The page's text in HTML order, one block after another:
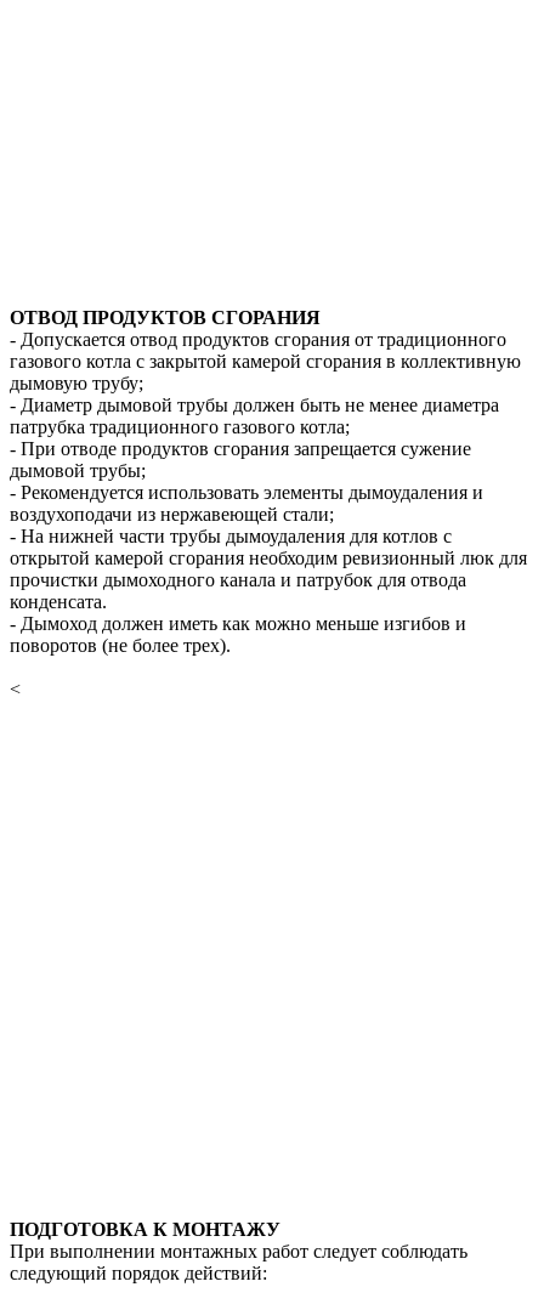
ОТВОД ПРОДУКТОВ СГОРАНИЯ
- Допускается отвод продуктов сгорания от традиционного
газового котла с закрытой камерой сгорания в коллективную
дымовую трубу;
- Диаметр дымовой трубы должен быть не менее диаметра
патрубка традиционного газового котла;
- При отводе продуктов сгорания запрещается сужение
дымовой трубы;
- Рекомендуется использовать элементы дымоудаления и
воздухоподачи из нержавеющей стали;
- На нижней части трубы дымоудаления для котлов с
открытой камерой сгорания необходим ревизионный люк для
прочистки дымоходного канала и патрубок для отвода
конденсата.
- Дымоход должен иметь как можно меньше изгибов и
поворотов (не более трех).
<
ПОДГОТОВКА К МОНТАЖУ
При выполнении монтажных работ следует соблюдать
следующий порядок действий: